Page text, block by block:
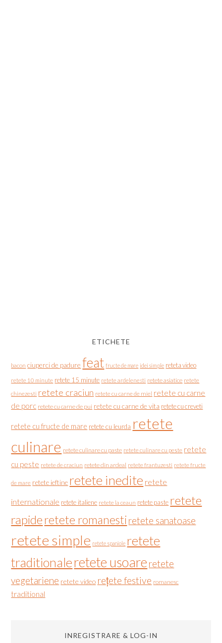
ETICHETE
bacon ciuperci de padure feat fructe de mare idei simple reteta video
retete 10 minute retete 15 minute retete ardelenesti retete asiatice retete
chinezesti retete craciun retete cu carne de miel retete cu carne
de porc retete cu carne de pui retete cu carne de vita retete cu creveti
retete cu fructe de mare retete cu leurda retete
culinare retete culinare cu paste retete culinare cu peste retete
cu peste retete de craciun retete din ardeal retete frantuzesti retete fructe
de mare retete ieftine retete inedite retete
internationale retete italiene retete la ceaun retete paste retete
rapideretete romanesti retete sanatoase
retete simple retete spaniole retete
traditionaleretete usoare retete
vegetariene retete video rețete festive romanesc
traditional
INREGISTRARE & LOG-IN